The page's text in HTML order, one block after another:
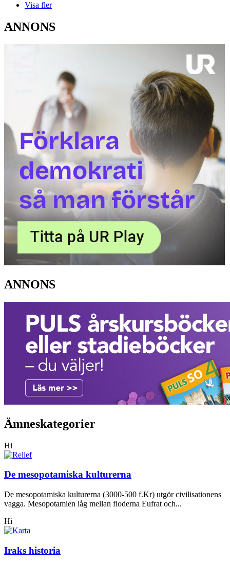
Visa fler
ANNONS
ANNONS
Ämneskategorier
Hi
De mesopotamiska kulturerna
De mesopotamiska kulturerna (3000-500 f.Kr) utgör civilisationens
vagga. Mesopotamien låg mellan floderna Eufrat och...
Hi
Iraks historia